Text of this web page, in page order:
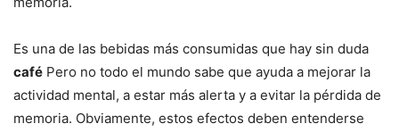
Es una de las bebidas más consumidas que hay sin duda
café Pero no todo el mundo sabe que ayuda a mejorar la
actividad mental, a estar más alerta y a evitar la pérdida de
memoria. Obviamente, estos efectos deben entenderse